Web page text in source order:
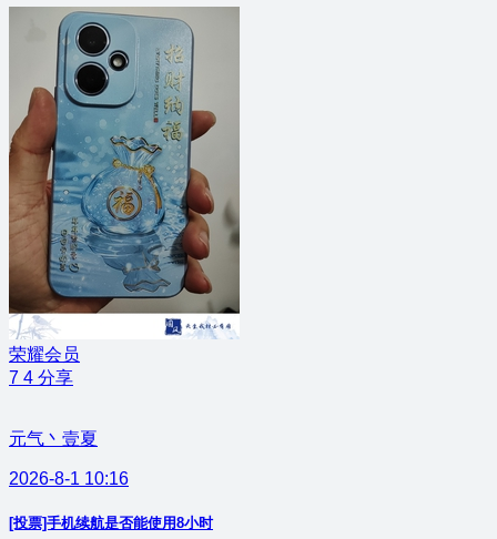
荣耀会员
7 4 分享
元气丶壹夏
2026-8-1 10:16
[投票]手机续航是否能使用8小时